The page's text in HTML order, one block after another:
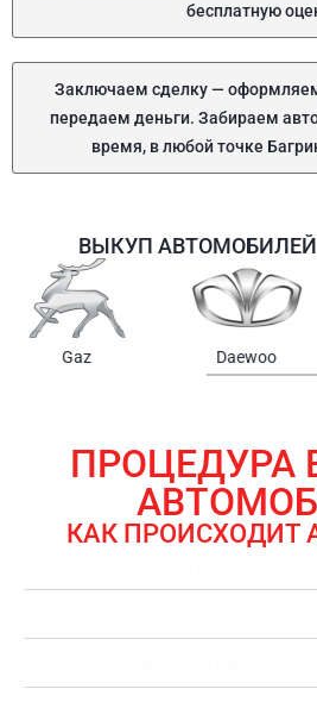
бесплатную
Заключаем сделку —
передаем деньги. Забираем
время, в любой точке
ВЫКУП
Samsung Chrysler
ПРОЦЕДУРА
КАК ПРОИСХОДИТ